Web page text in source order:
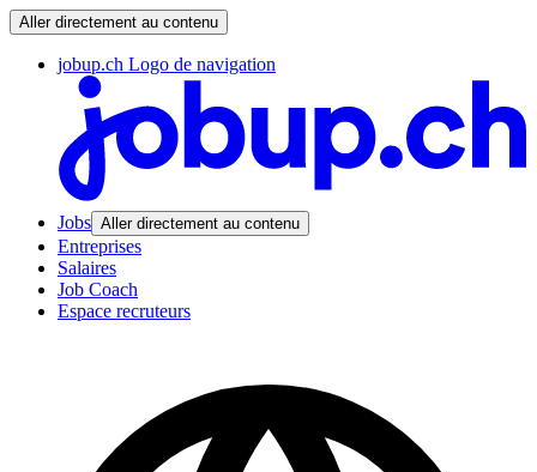
Aller directement au contenu
jobup.ch Logo de navigation
Jobs Aller directement au contenu
Entreprises
Salaires
Job Coach
Espace recruteurs